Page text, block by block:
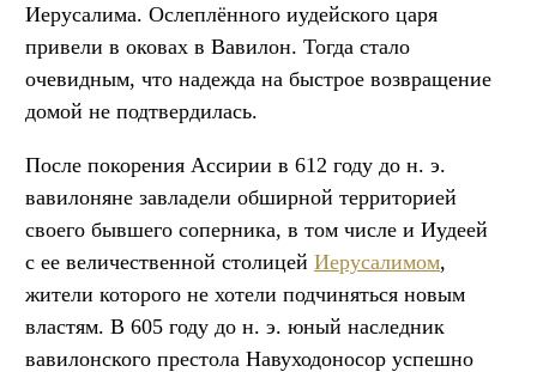
Иерусалима. Ослеплённого иудейского царя
привели в оковах в Вавилон. Тогда стало
очевидным, что надежда на быстрое возвращение
домой не подтвердилась.
После покорения Ассирии в 612 году до н. э.
вавилоняне завладели обширной территорией
своего бывшего соперника, в том числе и Иудеей
с ее величественной столицей Иерусалимом,
жители которого не хотели подчиняться новым
властям. В 605 году до н. э. юный наследник
вавилонского престола Навуходоносор успешно